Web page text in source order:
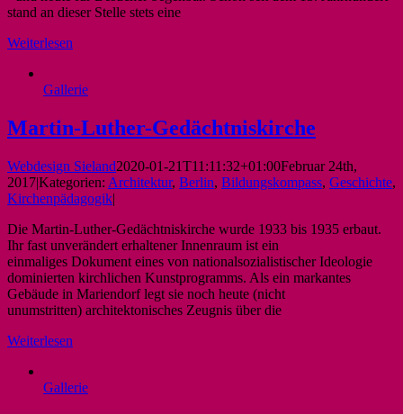
stand an dieser Stelle stets eine
Weiterlesen
Gallerie
Martin-Luther-Gedächtniskirche
Webdesign Sieland2020-01-21T11:11:32+01:00Februar 24th,
2017|Kategorien: Architektur, Berlin, Bildungskompass, Geschichte,
Kirchenpädagogik|
Die Martin-Luther-Gedächtniskirche wurde 1933 bis 1935 erbaut.
Ihr fast unverändert erhaltener Innenraum ist ein
einmaliges Dokument eines von nationalsozialistischer Ideologie
dominierten kirchlichen Kunstprogramms. Als ein markantes
Gebäude in Mariendorf legt sie noch heute (nicht
unumstritten) architektonisches Zeugnis über die
Weiterlesen
Gallerie